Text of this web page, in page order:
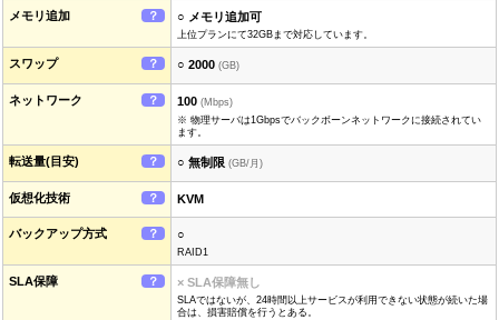
メモリ追加 ？ ○ メモリ追加可
上位プランにて32GBまで対応しています。
スワップ ？ ○ 2000 (GB)
ネットワーク ？ 100 (Mbps)
※ 物理サーバは1Gbpsでバックボーンネットワークに接続されてい
ます。
転送量(目安) ？ ○ 無制限 (GB/月)
仮想化技術 ？ KVM
バックアップ方式 ？ ○
RAID1
SLA保障 ？ × SLA保障無し
SLAではないが、24時間以上サービスが利用できない状態が続いた場
合は、損害賠償を行うとある。